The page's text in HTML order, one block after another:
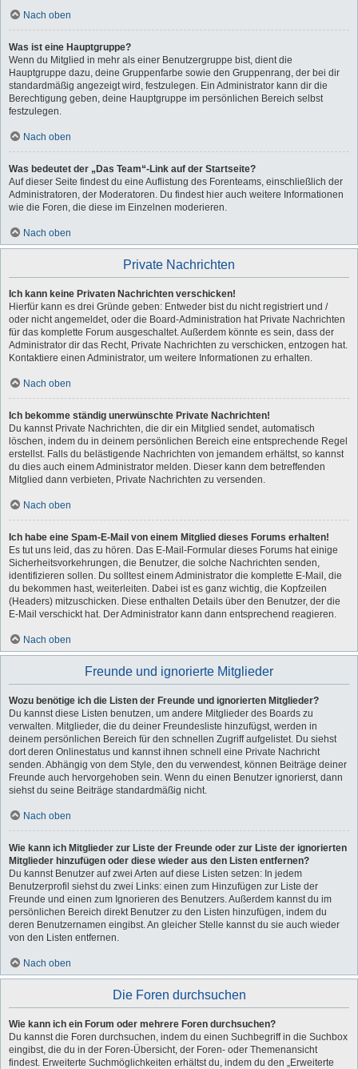
Nach oben
Was ist eine Hauptgruppe?
Wenn du Mitglied in mehr als einer Benutzergruppe bist, dient die
Hauptgruppe dazu, deine Gruppenfarbe sowie den Gruppenrang, der bei dir
standardmäßig angezeigt wird, festzulegen. Ein Administrator kann dir die
Berechtigung geben, deine Hauptgruppe im persönlichen Bereich selbst
festzulegen.
Nach oben
Was bedeutet der „Das Team“-Link auf der Startseite?
Auf dieser Seite findest du eine Auflistung des Forenteams, einschließlich der
Administratoren, der Moderatoren. Du findest hier auch weitere Informationen
wie die Foren, die diese im Einzelnen moderieren.
Nach oben
Private Nachrichten
Ich kann keine Privaten Nachrichten verschicken!
Hierfür kann es drei Gründe geben: Entweder bist du nicht registriert und /
oder nicht angemeldet, oder die Board-Administration hat Private Nachrichten
für das komplette Forum ausgeschaltet. Außerdem könnte es sein, dass der
Administrator dir das Recht, Private Nachrichten zu verschicken, entzogen hat.
Kontaktiere einen Administrator, um weitere Informationen zu erhalten.
Nach oben
Ich bekomme ständig unerwünschte Private Nachrichten!
Du kannst Private Nachrichten, die dir ein Mitglied sendet, automatisch
löschen, indem du in deinem persönlichen Bereich eine entsprechende Regel
erstellst. Falls du belästigende Nachrichten von jemandem erhältst, so kannst
du dies auch einem Administrator melden. Dieser kann dem betreffenden
Mitglied dann verbieten, Private Nachrichten zu versenden.
Nach oben
Ich habe eine Spam-E-Mail von einem Mitglied dieses Forums erhalten!
Es tut uns leid, das zu hören. Das E-Mail-Formular dieses Forums hat einige
Sicherheitsvorkehrungen, die Benutzer, die solche Nachrichten senden,
identifizieren sollen. Du solltest einem Administrator die komplette E-Mail, die
du bekommen hast, weiterleiten. Dabei ist es ganz wichtig, die Kopfzeilen
(Headers) mitzuschicken. Diese enthalten Details über den Benutzer, der die
E-Mail verschickt hat. Der Administrator kann dann entsprechend reagieren.
Nach oben
Freunde und ignorierte Mitglieder
Wozu benötige ich die Listen der Freunde und ignorierten Mitglieder?
Du kannst diese Listen benutzen, um andere Mitglieder des Boards zu
verwalten. Mitglieder, die du deiner Freundesliste hinzufügst, werden in
deinem persönlichen Bereich für den schnellen Zugriff aufgelistet. Du siehst
dort deren Onlinestatus und kannst ihnen schnell eine Private Nachricht
senden. Abhängig von dem Style, den du verwendest, können Beiträge deiner
Freunde auch hervorgehoben sein. Wenn du einen Benutzer ignorierst, dann
siehst du seine Beiträge standardmäßig nicht.
Nach oben
Wie kann ich Mitglieder zur Liste der Freunde oder zur Liste der ignorierten
Mitglieder hinzufügen oder diese wieder aus den Listen entfernen?
Du kannst Benutzer auf zwei Arten auf diese Listen setzen: In jedem
Benutzerprofil siehst du zwei Links: einen zum Hinzufügen zur Liste der
Freunde und einen zum Ignorieren des Benutzers. Außerdem kannst du im
persönlichen Bereich direkt Benutzer zu den Listen hinzufügen, indem du
deren Benutzernamen eingibst. An gleicher Stelle kannst du sie auch wieder
von den Listen entfernen.
Nach oben
Die Foren durchsuchen
Wie kann ich ein Forum oder mehrere Foren durchsuchen?
Du kannst die Foren durchsuchen, indem du einen Suchbegriff in die Suchbox
eingibst, die du in der Foren-Übersicht, der Foren- oder Themenansicht
findest. Erweiterte Suchmöglichkeiten erhältst du, indem du den „Erweiterte